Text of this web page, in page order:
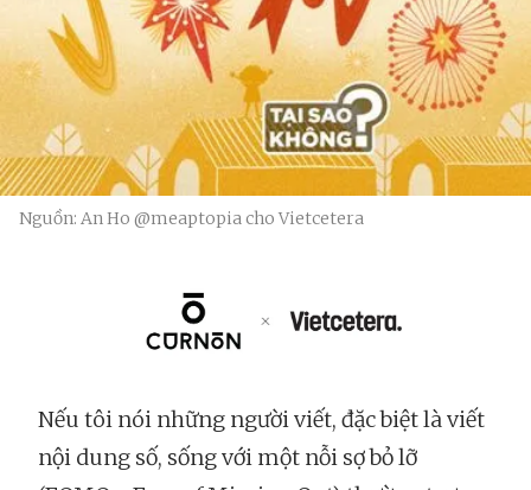
Nguồn: An Ho @meaptopia cho Vietcetera
Nếu tôi nói những người viết, đặc biệt là viết
nội dung số, sống với một nỗi sợ bỏ lỡ